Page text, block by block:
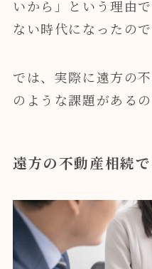
いから」という理由
ない時代になったので
では、実際に遠方の
のような課題がある
遠方の不動産相続